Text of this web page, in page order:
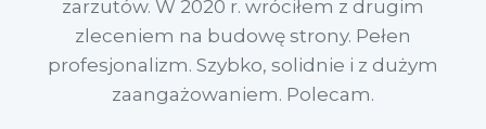
zarzutów. W 2020 r. wróciłem z drugim
zleceniem na budowę strony. Pełen
profesjonalizm. Szybko, solidnie i z dużym
zaangażowaniem. Polecam.